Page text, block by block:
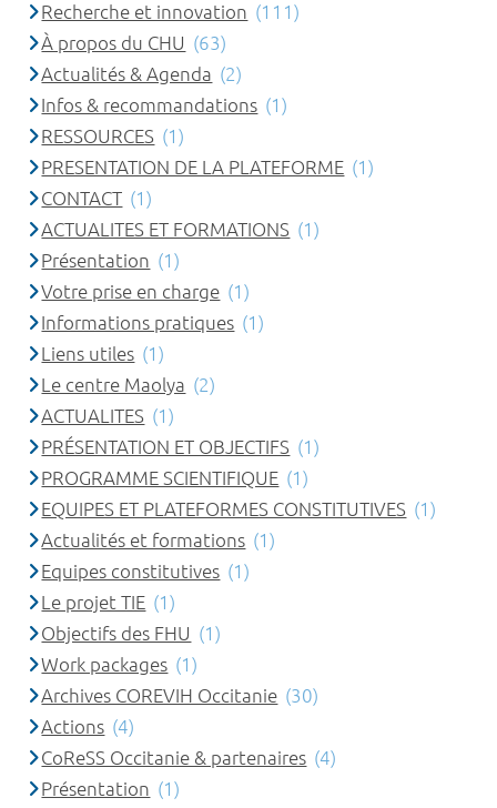
Recherche et innovation (111)
À propos du CHU (63)
Actualités & Agenda (2)
Infos & recommandations (1)
RESSOURCES (1)
PRESENTATION DE LA PLATEFORME (1)
CONTACT (1)
ACTUALITES ET FORMATIONS (1)
Présentation (1)
Votre prise en charge (1)
Informations pratiques (1)
Liens utiles (1)
Le centre Maolya (2)
ACTUALITES (1)
PRÉSENTATION ET OBJECTIFS (1)
PROGRAMME SCIENTIFIQUE (1)
EQUIPES ET PLATEFORMES CONSTITUTIVES (1)
Actualités et formations (1)
Equipes constitutives (1)
Le projet TIE (1)
Objectifs des FHU (1)
Work packages (1)
Archives COREVIH Occitanie (30)
Actions (4)
CoReSS Occitanie & partenaires (4)
Présentation (1)